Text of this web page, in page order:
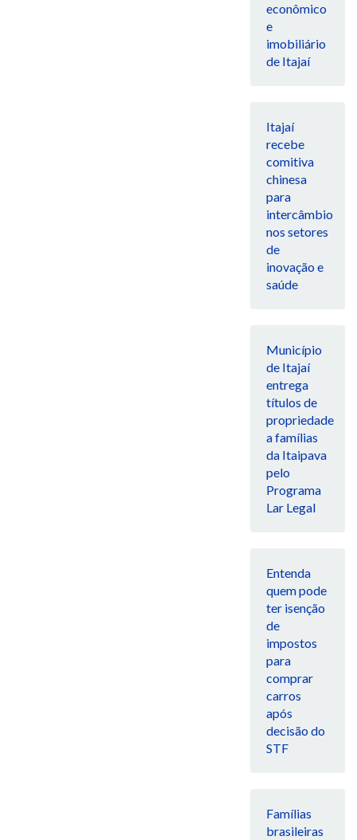
econômico
e
imobiliário
de Itajaí
Itajaí
recebe
comitiva
chinesa
para
intercâmbio
nos setores
de
inovação e
saúde
Município
de Itajaí
entrega
títulos de
propriedade
a famílias
da Itaipava
pelo
Programa
Lar Legal
Entenda
quem pode
ter isenção
de
impostos
para
comprar
carros
após
decisão do
STF
Famílias
brasileiras